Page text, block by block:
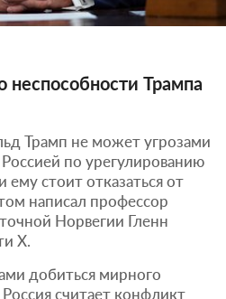
неспособности Трампа
Трамп не может угрозами
по урегулированию
стоит отказаться от
написал профессор
Норвегии Гленн
X.
добиться мирного
считает конфликт